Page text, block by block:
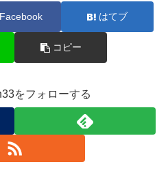
Facebook はてブ
コピー
をフォローする